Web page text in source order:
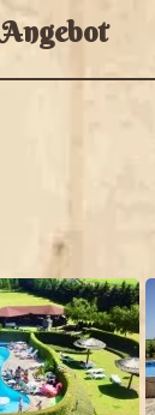
Angebot